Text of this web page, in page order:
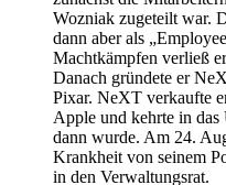
Wozniak zugeteilt war.
dann aber als
Machtkämpfen verließ
Danach gründete er
Pixar. NeXT verkaufte
Apple und kehrte in das
dann wurde. Am 24.
Krankheit von seinem
in den Verwaltungsrat.